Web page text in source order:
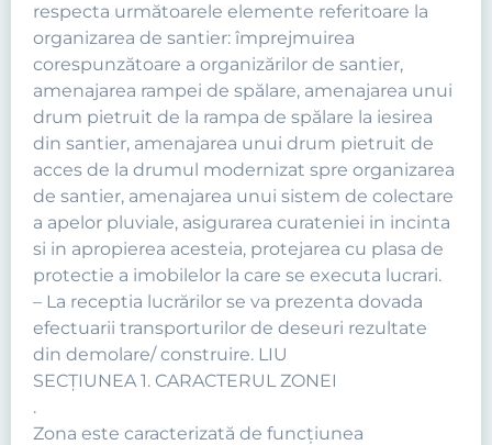
respecta următoarele elemente referitoare la
organizarea de santier: împrejmuirea
corespunzătoare a organizărilor de santier,
amenajarea rampei de spălare, amenajarea unui
drum pietruit de la rampa de spălare la iesirea
din santier, amenajarea unui drum pietruit de
acces de la drumul modernizat spre organizarea
de santier, amenajarea unui sistem de colectare
a apelor pluviale, asigurarea curateniei in incinta
si in apropierea acesteia, protejarea cu plasa de
protectie a imobilelor la care se executa lucrari.
– La receptia lucrărilor se va prezenta dovada
efectuarii transporturilor de deseuri rezultate
din demolare/ construire. LIU
SECŢIUNEA 1. CARACTERUL ZONEI
.
Zona este caracterizată de funcţiunea